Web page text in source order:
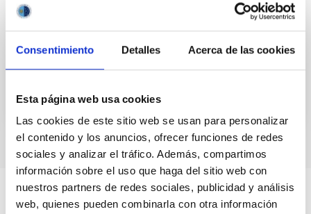
Consentimiento Detalles Acerca de las cookies
Esta página web usa cookies
Las cookies de este sitio web se usan para personalizar
el contenido y los anuncios, ofrecer funciones de redes
sociales y analizar el tráfico. Además, compartimos
información sobre el uso que haga del sitio web con
nuestros partners de redes sociales, publicidad y análisis
web, quienes pueden combinarla con otra información
colaboración con la FECYT. Una ocultación es la